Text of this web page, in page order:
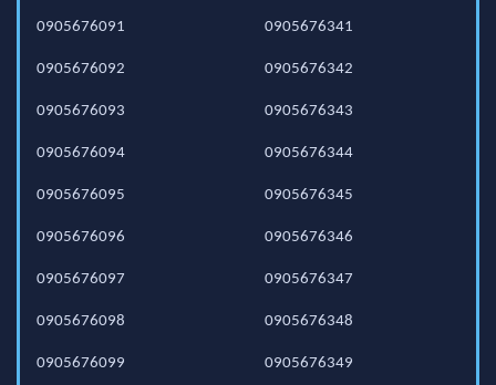
0905676091
0905676092
0905676093
0905676094
0905676095
0905676096
0905676097
0905676098
0905676099
0905676341
0905676342
0905676343
0905676344
0905676345
0905676346
0905676347
0905676348
0905676349